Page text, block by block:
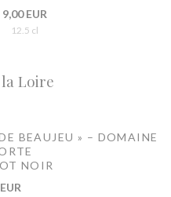
9,00 EUR
12.5 cl
Loire
BEAUJEU » – DOMAINE
NOIR